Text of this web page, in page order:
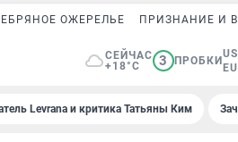
ОЖЕРЕЛЬЕ ПРИЗНАНИЕ И
СЕЙЧАС
+18°C
3 ПРОБКИ
Levrana и критика Татьяны Ким